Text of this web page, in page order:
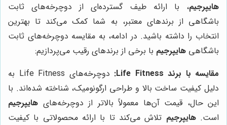
هایپرجیم، با ارائه طیف گسترده‌ای از دوچرخه‌های ثابت
باشگاهی از برندهای معتبر، به شما کمک می‌کند تا بهترین
انتخاب را داشته باشید. در ادامه، به مقایسه دوچرخه‌های ثابت
باشگاهی هایپرجیم با برخی از برندهای رقیب می‌پردازیم:
مقایسه با برند Life Fitness:
دوچرخه‌های Life Fitness به
دلیل کیفیت ساخت بالا و طراحی ارگونومیک، شناخته شده‌اند. با
این حال، قیمت آن‌ها معمولاً بالاتر از دوچرخه‌های هایپرجیم
است.هایپرجیم تلاش می‌کند تا با ارائه محصولاتی با کیفیت